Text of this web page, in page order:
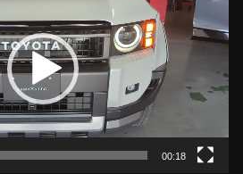
00:18